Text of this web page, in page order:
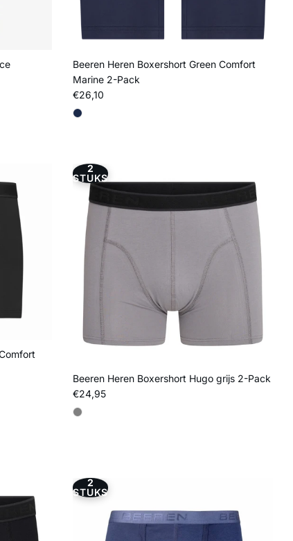
Beeren Heren Boxershort Green Comfort
Marine 2-Pack
Reguliere prijs
€26,10
2
STUKS
Beeren Heren Boxershort Hugo grijs 2-Pack
Reguliere prijs
€24,95
2
STUKS